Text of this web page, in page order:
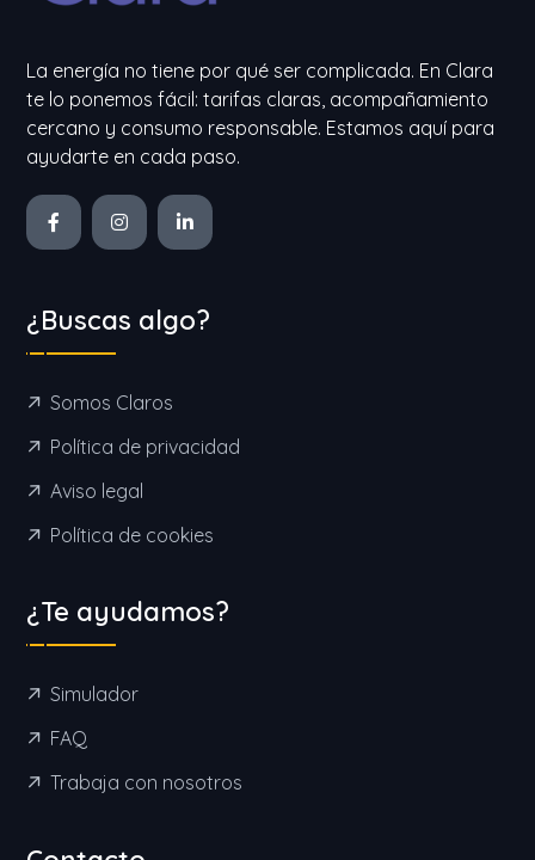
La energía no tiene por qué ser complicada. En Clara
te lo ponemos fácil: tarifas claras, acompañamiento
cercano y consumo responsable. Estamos aquí para
ayudarte en cada paso.
¿Buscas algo?
Somos Claros
Política de privacidad
Aviso legal
Política de cookies
¿Te ayudamos?
Simulador
FAQ
Trabaja con nosotros